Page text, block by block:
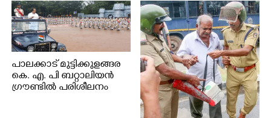
പാലക്കാട് മുട്ടിക്കുളങ്ങര
കെ. എ. പി ബറ്റാലിയൻ
ഗ്രൗണ്ടിൽ പരിശീലനം